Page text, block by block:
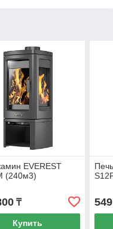
EVEREST
(240м3)
₸
Купить